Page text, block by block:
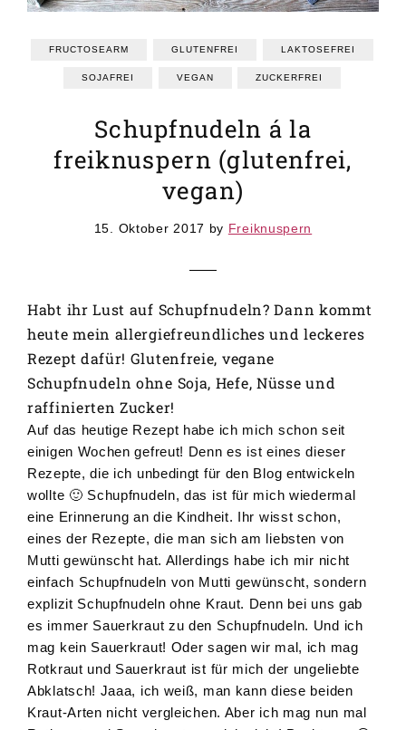
FRUCTOSEARM GLUTENFREI LAKTOSEFREI
SOJAFREI VEGAN ZUCKERFREI
Schupfnudeln á la
freiknuspern (glutenfrei,
vegan)
15. Oktober 2017 by Freiknuspern
Habt ihr Lust auf Schupfnudeln? Dann kommt
heute mein allergiefreundliches und leckeres
Rezept dafür! Glutenfreie, vegane
Schupfnudeln ohne Soja, Hefe, Nüsse und
raffinierten Zucker!
Auf das heutige Rezept habe ich mich schon seit
einigen Wochen gefreut! Denn es ist eines dieser
Rezepte, die ich unbedingt für den Blog entwickeln
wollte 🙂 Schupfnudeln, das ist für mich wiedermal
eine Erinnerung an die Kindheit. Ihr wisst schon,
eines der Rezepte, die man sich am liebsten von
Mutti gewünscht hat. Allerdings habe ich mir nicht
einfach Schupfnudeln von Mutti gewünscht, sondern
explizit Schupfnudeln ohne Kraut. Denn bei uns gab
es immer Sauerkraut zu den Schupfnudeln. Und ich
mag kein Sauerkraut! Oder sagen wir mal, ich mag
Rotkraut und Sauerkraut ist für mich der ungeliebte
Abklatsch! Jaaa, ich weiß, man kann diese beiden
Kraut-Arten nicht vergleichen. Aber ich mag nun mal